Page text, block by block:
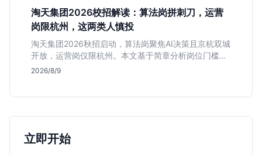
淘天集团2026校招解读：算法岗拼刺刀，运营
岗限杭州，这两类人慎投
淘天集团2026秋招启动，算法岗聚焦AI决策且京杭双城
开放，运营岗仅限杭州。本文基于简章分析岗位门槛、
薪资行情及适合人群，帮应届生判断是否值得投递。
2026/8/9
立即开始